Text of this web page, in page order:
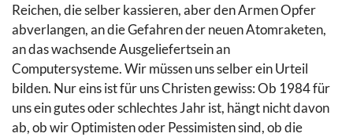
Reichen, die selber kassieren, aber den Armen Opfer
abverlangen, an die Gefahren der neuen Atomraketen,
an das wachsende Ausgeliefertsein an
Computersysteme. Wir müssen uns selber ein Urteil
bilden. Nur eins ist für uns Christen gewiss: Ob 1984 für
uns ein gutes oder schlechtes Jahr ist, hängt nicht davon
ab, ob wir Optimisten oder Pessimisten sind, ob die